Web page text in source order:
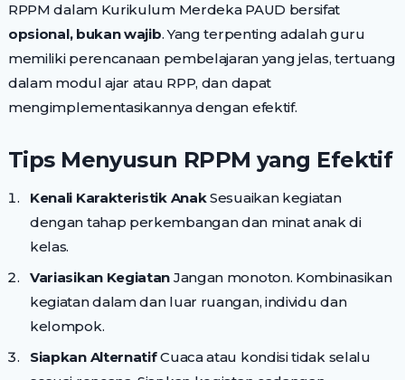
RPPM dalam Kurikulum Merdeka PAUD bersifat
opsional, bukan wajib. Yang terpenting adalah guru
memiliki perencanaan pembelajaran yang jelas, tertuang
dalam modul ajar atau RPP, dan dapat
mengimplementasikannya dengan efektif.
Tips Menyusun RPPM yang Efektif
Kenali Karakteristik AnakSesuaikan kegiatan
dengan tahap perkembangan dan minat anak di
kelas.
Variasikan Kegiatan Jangan monoton. Kombinasikan
kegiatan dalam dan luar ruangan, individu dan
kelompok.
Siapkan AlternatifCuaca atau kondisi tidak selalu